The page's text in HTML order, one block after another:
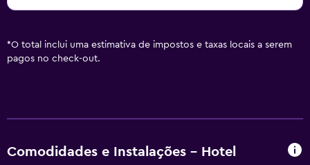
*O total inclui uma estimativa de impostos e taxas locais a serem
pagos no check-out.
Comodidades e Instalações - Hotel